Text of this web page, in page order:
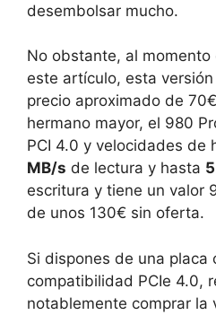
desembolsar mucho.
No obstante, al
este artículo, esta
precio aproximado de
hermano mayor, el 980
PCI 4.0 y velocidades de
MB/s de lectura y hasta
escritura y tiene un valor
de unos 130€ sin oferta.
Si dispones de una placa
compatibilidad PCIe 4.0,
notablemente comprar la